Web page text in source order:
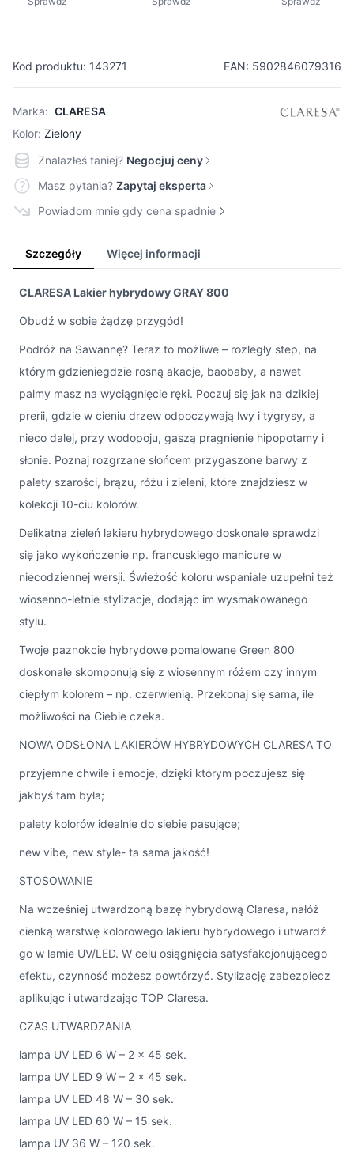
Kod produktu: 143271 EAN: 5902846079316
Marka: CLARESA
Kolor: Zielony
Znalazłeś taniej? Negocjuj ceny
Masz pytania? Zapytaj eksperta
Powiadom mnie gdy cena spadnie
Szczegóły Więcej informacji
CLARESA Lakier hybrydowy GRAY 800
Obudź w sobie żądzę przygód!
Podróż na Sawannę? Teraz to możliwe – rozległy step, na
którym gdzieniegdzie rosną akacje, baobaby, a nawet
palmy masz na wyciągnięcie ręki. Poczuj się jak na dzikiej
prerii, gdzie w cieniu drzew odpoczywają lwy i tygrysy, a
nieco dalej, przy wodopoju, gaszą pragnienie hipopotamy i
słonie. Poznaj rozgrzane słońcem przygaszone barwy z
palety szarości, brązu, różu i zieleni, które znajdziesz w
kolekcji 10-ciu kolorów.
Delikatna zieleń lakieru hybrydowego doskonale sprawdzi
się jako wykończenie np. francuskiego manicure w
niecodziennej wersji. Świeżość koloru wspaniale uzupełni też
wiosenno-letnie stylizacje, dodając im wysmakowanego
stylu.
Twoje paznokcie hybrydowe pomalowane Green 800
doskonale skomponują się z wiosennym różem czy innym
ciepłym kolorem – np. czerwienią. Przekonaj się sama, ile
możliwości na Ciebie czeka.
NOWA ODSŁONA LAKIERÓW HYBRYDOWYCH CLARESA TO
przyjemne chwile i emocje, dzięki którym poczujesz się
jakbyś tam była;
palety kolorów idealnie do siebie pasujące;
new vibe, new style- ta sama jakość!
STOSOWANIE
Na wcześniej utwardzoną bazę hybrydową Claresa, nałóż
cienką warstwę kolorowego lakieru hybrydowego i utwardź
go w lamie UV/LED. W celu osiągnięcia satysfakcjonującego
efektu, czynność możesz powtórzyć. Stylizację zabezpiecz
aplikując i utwardzając TOP Claresa.
CZAS UTWARDZANIA
lampa UV LED 6 W – 2 x 45 sek.
lampa UV LED 9 W – 2 x 45 sek.
lampa UV LED 48 W – 30 sek.
lampa UV LED 60 W – 15 sek.
lampa UV 36 W – 120 sek.